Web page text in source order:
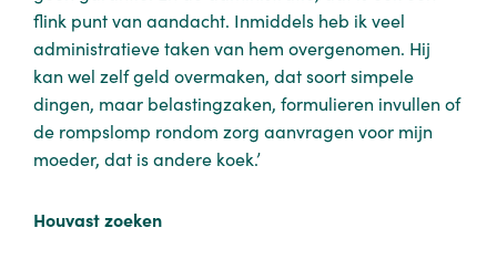
flink punt van aandacht. Inmiddels heb ik veel
administratieve taken van hem overgenomen. Hij
kan wel zelf geld overmaken, dat soort simpele
dingen, maar belastingzaken, formulieren invullen of
de rompslomp rondom zorg aanvragen voor mijn
moeder, dat is andere koek.’
Houvast zoeken